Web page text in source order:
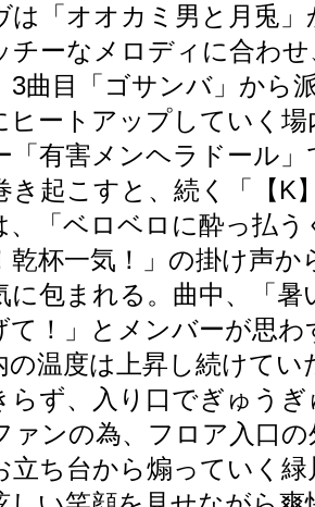
は「オオカミ男と月兎
チーなメロディに合わ
3曲目「ゴサンバ」から
ヒートアップしていく
「有害メンヘラドール」
き起こすと、続く「【 K
、「ベロベロに酔っ払う
乾杯一気！」の掛け声か
に包まれる。曲中、「暑
て！」とメンバーが思
の温度は上昇し続けてい
らず、入り口でぎゅう
ァンの為、フロア入口
立ち台から煽っていく緑